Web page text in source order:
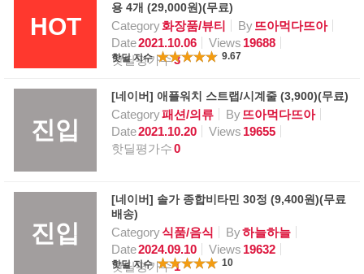
HOT
용 4개 (29,000원)(무료)
Category화장품/뷰티 By뜨아먹다뜨아
Date2021.10.06 Views 19688
핫딜평가수3
핫딜 지수 9.67
진입
[네이버] 애플워치 스트랩/시계줄 (3,900)(무료)
Category패션/의류 By뜨아먹다뜨아
Date2021.10.20 Views 19655
핫딜평가수0
진입
[네이버] 솔가 종합비타민 30정 (9,400원)(무료
배송)
Category식품/음식 By하늘하늘
Date2024.09.10 Views 19632
핫딜평가수1
핫딜 지수 10